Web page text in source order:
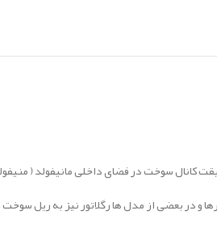
کانال سوخت در فضای داخلی مانیفولد (
و در بعضی از مدل ها رگلاتور نیز به ریل